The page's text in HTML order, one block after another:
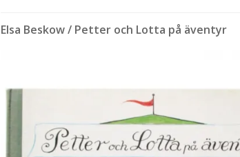
Elsa Beskow / Petter och Lotta på äventyr